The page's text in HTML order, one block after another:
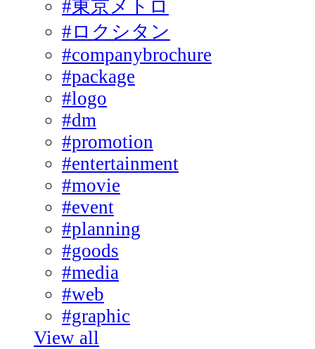
#東京メトロ
#ロクシタン
#companybrochure
#package
#logo
#dm
#promotion
#entertainment
#movie
#event
#planning
#goods
#media
#web
#graphic
View all